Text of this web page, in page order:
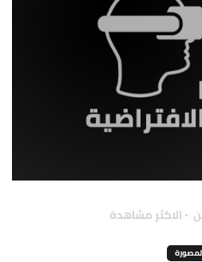
الاكثر مشاهدة